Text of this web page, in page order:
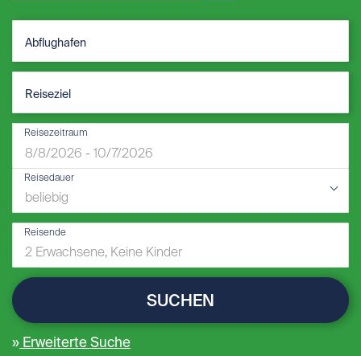
Reisezeitraum
Reisedauer
Reisende
SUCHEN
Erweiterte Suche